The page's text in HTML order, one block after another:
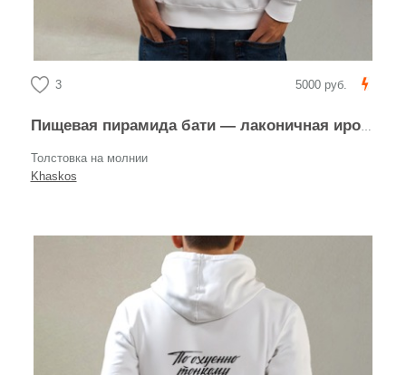
3 5000 руб.
Пищевая пирамида бати — лаконичная ирония
Толстовка на молнии
Khaskos